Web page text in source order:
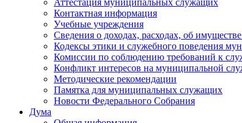
Аттестация муниципальных служащих
Контактная информация
Учебные учреждения
Сведения о доходах, расходах, об
Кодексы этики и служебного поведения
Комиссии по соблюдению требований к
Конфликт интересов на муниципальной
Методические рекомендации
Памятка для муниципальных служащих
Новости Федерального Cобрания
Дума